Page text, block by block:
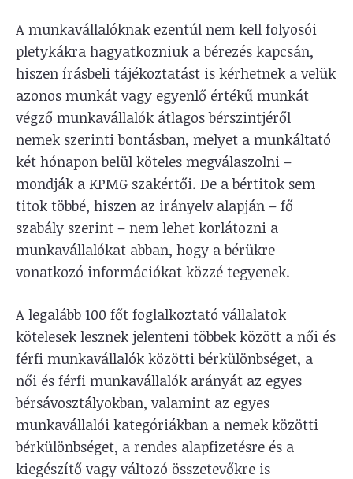
A munkavállalóknak ezentúl nem kell folyosói
pletykákra hagyatkozniuk a bérezés kapcsán,
hiszen írásbeli tájékoztatást is kérhetnek a velük
azonos munkát vagy egyenlő értékű munkát
végző munkavállalók átlagos bérszintjéről
nemek szerinti bontásban, melyet a munkáltató
két hónapon belül köteles megválaszolni –
mondják a KPMG szakértői. De a bértitok sem
titok többé, hiszen az irányelv alapján – fő
szabály szerint – nem lehet korlátozni a
munkavállalókat abban, hogy a bérükre
vonatkozó információkat közzé tegyenek.
A legalább 100 főt foglalkoztató vállalatok
kötelesek lesznek jelenteni többek között a női és
férfi munkavállalók közötti bérkülönbséget, a
női és férfi munkavállalók arányát az egyes
bérsávosztályokban, valamint az egyes
munkavállalói kategóriákban a nemek közötti
bérkülönbséget, a rendes alapfizetésre és a
kiegészítő vagy változó összetevőkre is